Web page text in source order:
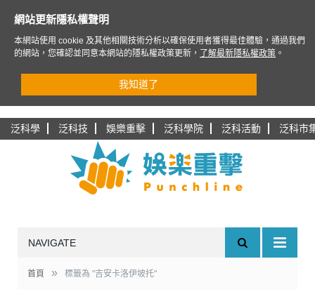
泛科學 泛科技 娛樂重擊 泛科學院 泛科活動 泛科市
NAVIGATE
首頁 » 標籤為 "吉安卡洛伊坡托"
網站更新隱私權聲明
本網站使用 cookie 及其他相關技術分析以確保使用者獲得最佳體驗，通過我們
的網站，您確認並同意本網站的隱私權政策更新，
了解最新隱私權政策 。
我知道了